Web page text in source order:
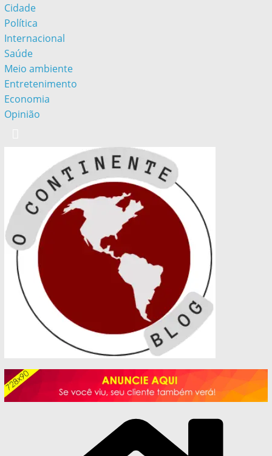
Cidade
Política
Internacional
Saúde
Meio ambiente
Entretenimento
Economia
Opinião